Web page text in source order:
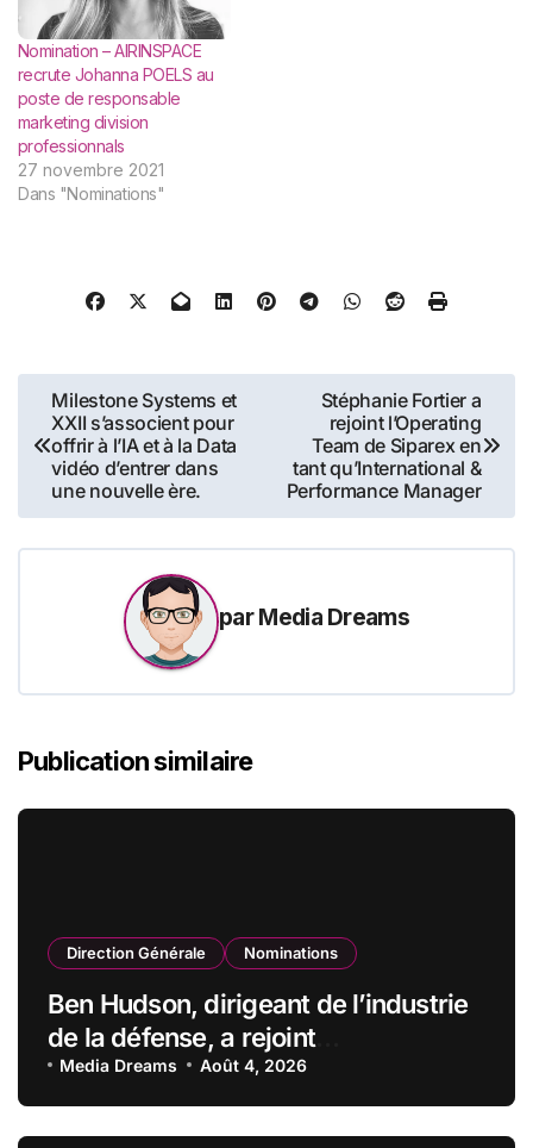
Nomination – AIRINSPACE
recrute Johanna POELS au
poste de responsable
marketing division
professionnals
27 novembre 2021
Dans "Nominations"
Navigation
de
l’article
Milestone Systems et
XXII s’associent pour
offrir à l’IA et à la Data
vidéo d’entrer dans
une nouvelle ère.
Stéphanie Fortier a
rejoint l’Operating
Team de Siparex en
tant qu’International &
Performance Manager
parMedia Dreams
Publication similaire
Direction Générale Nominations
Ben Hudson, dirigeant de l’industrie
de la défense, a rejoint
CZECHOSLOVAK GROUP (CSG) en
qualité de vice-président du conseil
d’administration
Media Dreams Août 4, 2026